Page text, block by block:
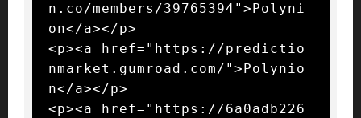
n.co/members/39765394">Polyni
on</a></p>
<p><a href="https://predictio
nmarket.gumroad.com/">Polynio
n</a></p>
<p><a href="https://6a0adb226